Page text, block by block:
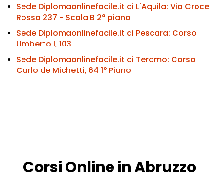
Sede Diplomaonlinefacile.it di L'Aquila: Via Croce
Rossa 237 - Scala B 2° piano
Sede Diplomaonlinefacile.it di Pescara: Corso
Umberto I, 103
Sede Diplomaonlinefacile.it di Teramo: Corso
Carlo de Michetti, 64 1° Piano
Corsi Online in Abruzzo